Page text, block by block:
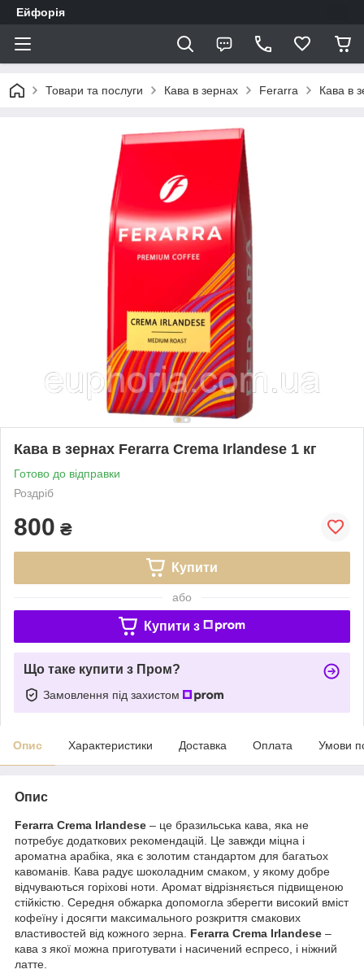
Ейфорія
Товари та послуги Кава в зернах Ferarra Кава в
Кава в зернах Ferarra Crema Irlandese 1 кг
Готово до відправки
Роздріб
800 ₴
Купити
або
Купити з
Що таке купити з Пром?
Замовлення під захистом
Опис Характеристики Доставка Оплата Умови
Опис
Ferarra Crema Irlandese – це бразильська кава, яка не
потребує додаткових рекомендацій. Це завжди міцна і
ароматна арабіка, яка є золотим стандартом для багатьох
кавоманів. Кава радує шоколадним смаком, у якому добре
відчуваються горіхові ноти. Аромат відрізняється підвищеною
стійкістю. Середня обжарка допомогла зберегти високий вміст
кофеїну і досягти максимального розкриття смакових
властивостей від кожного зерна. Ferarra Crema Irlandese –
кава з якої можна приготувати і насичений еспресо, і ніжний
латте.